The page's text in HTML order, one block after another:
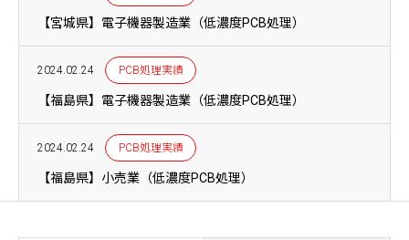
【宮城県】電子機器製造業（低濃度PCB処理）
2024.02.24 PCB処理実績
【福島県】電子機器製造業（低濃度PCB処理）
2024.02.24 PCB処理実績
【福島県】小売業（低濃度PCB処理）